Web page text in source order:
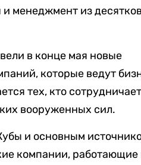
менеджмент из десятков
в конце мая новые
которые ведут
тех, кто
вооруженных сил.
и основным
компании, работающие